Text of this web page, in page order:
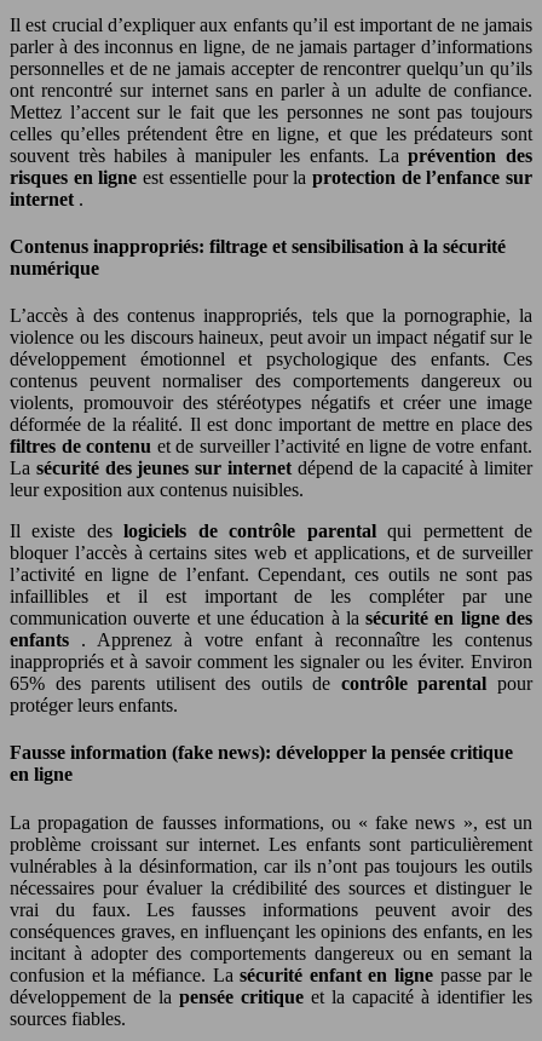
Il est crucial d’expliquer aux enfants qu’il est important de ne jamais
parler à des inconnus en ligne, de ne jamais partager d’informations
personnelles et de ne jamais accepter de rencontrer quelqu’un qu’ils
ont rencontré sur internet sans en parler à un adulte de confiance.
Mettez l’accent sur le fait que les personnes ne sont pas toujours
celles qu’elles prétendent être en ligne, et que les prédateurs sont
souvent très habiles à manipuler les enfants. Laprévention des
risques en ligneest essentielle pour la protection de l’enfance sur
internet .
Contenus inappropriés: filtrage et sensibilisation à la sécurité
numérique
L’accès à des contenus inappropriés, tels que la pornographie, la
violence ou les discours haineux, peut avoir un impact négatif sur le
développement émotionnel et psychologique des enfants. Ces
contenus peuvent normaliser des comportements dangereux ou
violents, promouvoir des stéréotypes négatifs et créer une image
déformée de la réalité. Il est donc important de mettre en place des
filtres de contenu et de surveiller l’activité en ligne de votre enfant.
La sécurité des jeunes sur internet dépend de la capacité à limiter
leur exposition aux contenus nuisibles.
Il existe deslogiciels de contrôle parentalqui permettent de
bloquer l’accès à certains sites web et applications, et de surveiller
l’activité en ligne de l’enfant. Cependant, ces outils ne sont pas
infaillibles et il est important de les compléter par une
communication ouverte et une éducation à lasécurité en ligne des
enfants . Apprenez à votre enfant à reconnaître les contenus
inappropriés et à savoir comment les signaler ou les éviter. Environ
65% des parents utilisent des outils de contrôle parentalpour
protéger leurs enfants.
Fausse information (fake news): développer la pensée critique
en ligne
La propagation de fausses informations, ou « fake news », est un
problème croissant sur internet. Les enfants sont particulièrement
vulnérables à la désinformation, car ils n’ont pas toujours les outils
nécessaires pour évaluer la crédibilité des sources et distinguer le
vrai du faux. Les fausses informations peuvent avoir des
conséquences graves, en influençant les opinions des enfants, en les
incitant à adopter des comportements dangereux ou en semant la
confusion et la méfiance. Lasécurité enfant en ligne passe par le
développement de la pensée critique et la capacité à identifier les
sources fiables.